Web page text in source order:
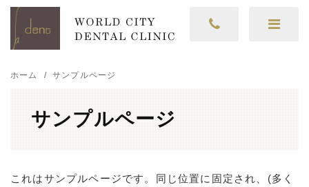
ホーム サンプルページ
サンプルページ
これはサンプルページです。同じ位置に固定され、(多く